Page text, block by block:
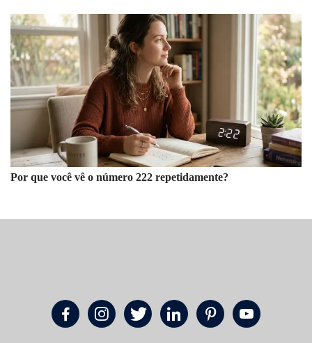
Por que você vê o número 222 repetidamente?